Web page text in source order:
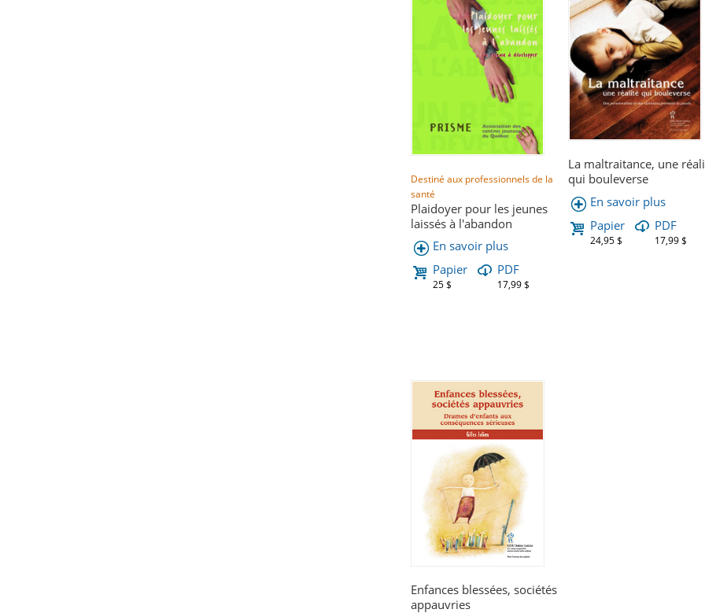
Destiné aux professionnels de la
santé
Plaidoyer pour les jeunes
laissés à l'abandon
En savoir plus
Papier
25 $
PDF
17,99 $
La maltraitance, une
qui bouleverse
En savoir plus
Papier
24,95 $
PDF
17,99 $
Enfances blessées, sociétés
appauvries